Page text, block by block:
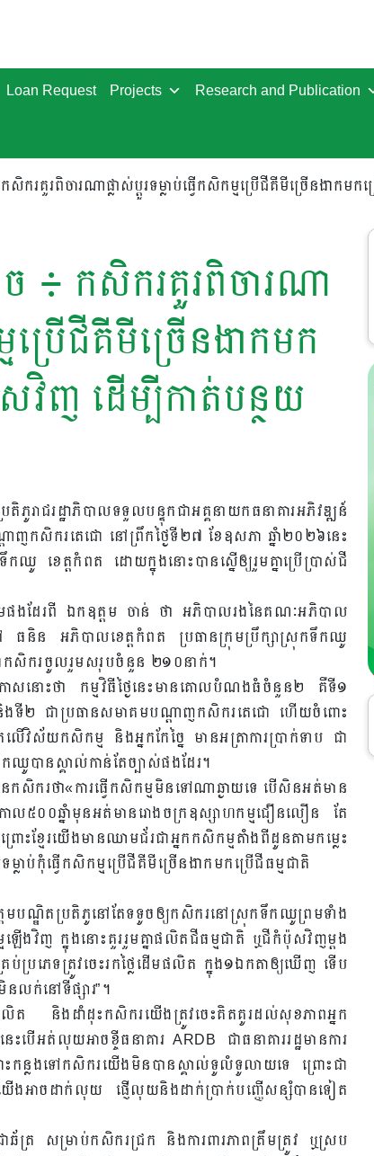
Loan Request Projects Research and Publication
ករគួរពិចារណាផ្លាស់ប្តូរទម្លាប់ធ្វើកសិកម្មប្រើជីគីមីច្រើនងាក
៖ កសិករគួរពិចារណា
មប្រើជីគីមីច្រើនងាកមក
វិញ ដើម្បីកាត់បន្ថយ
ាជរដ្ឋាភិបាលទទួលបន្ទុកជាអគ្គនាយកធនាគារអភិវឌ្ឍន៍
ញកសិករតេជោ នៅព្រឹកថ្ងៃទី២៧ ខែឧសភា ឆ្នាំ២០២៦នេះ
េត្តកំពត ដោយក្នុងនោះបានស្នើឲ្យរួមគ្នាប្រើប្រាស់ជី
ងដែរពី ឯកឧត្តម ចាន់ ថា អភិបាលរងនៃគណៈអភិបាល
ធនិន អភិបាលខេត្តកំពត ប្រធានក្រុមប្រឹក្សាស្រុកទឹកឈូ
កសិករចូលរួមសរុបចំនួន ២១០នាក់។
សនោះថា កម្មវិធីថ្ងៃនេះមានគោលបំណងធំចំនួន២ គឺទី១
ងទី២ ជាប្រធានសមាគមបណ្តាញកសិករតេជោ ហើយចំពោះ
វិស័យកសិកម្ម និងអ្នកកែច្នៃ មានអត្រាការប្រាក់ទាប ជា
បានស្គាល់កាន់តែច្បាស់ផងដែរ។
សិករថា«ការធ្វើកសិកម្មមិនទៅណាឆ្ងាយទេ បើសិនអត់មាន
ាល៥០០ឆ្នាំមុនអត់មានរោងចក្រឧស្សាហកម្មជឿនលឿន តែ
ះខ្មែរយើងមានឈាមជ័រជាអ្នកកសិកម្មតាំងពីដូនតាមកម្លេះ
ាប់កុំធ្វើកសិកម្មប្រើជីគីមីច្រើនងាកមកប្រើជីធម្មជាតិ
មបណ្ឌិតប្រតិភូនៅតែទទូចឲ្យកសិករនៅស្រុកទឹកឈូព្រមទាំង
មឡើងវិញ ក្នុងនោះគួររួមគ្នាផលិតជីធម្មជាតិ ឬជីកំប៉ុសវិញម្តង
រភេទត្រូវចេះរកថ្លៃដើមផលិត ក្នុង១ឯកតាឲ្យឃើញ ទើប
លក់នៅទីផ្សារ”។
ត និងដាំដុះកសិករយើងត្រូវចេះគិតគូរដល់សុខភាពអ្នក
អត់លុយអាចខ្ចីធនាគារ ARDB ជាធនាគាររដ្ឋមានការ
ោះកន្លងទៅកសិករយើងមិនបានស្គាល់ទូលំទូលាយទេ ព្រោះជា
អាចដាក់លុយ ផ្ញើលុយនិងដាក់ប្រាក់បញ្ញើសន្សំបានទៀត
ត្រ សម្រាប់កសិករជ្រក និងការពារភាពត្រឹមត្រូវ ឬស្រប